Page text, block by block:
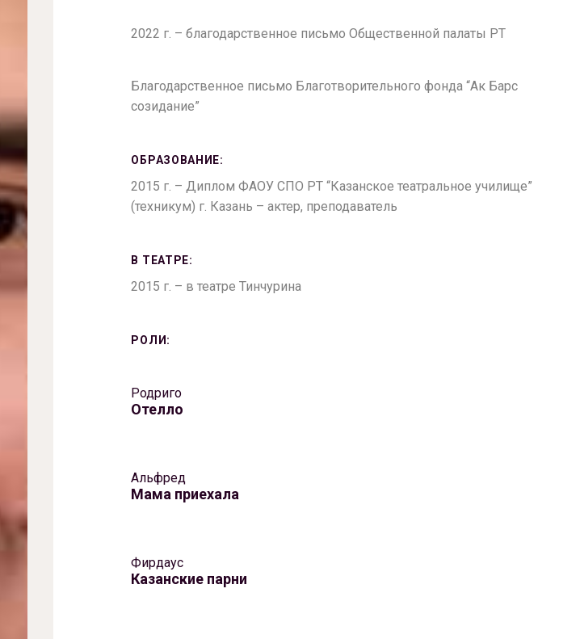
2022 г. – благодарственное письмо Общественной палаты РТ
Благодарственное письмо Благотворительного фонда “Ак Барс
созидание”
ОБРАЗОВАНИЕ:
2015 г. – Диплом ФАОУ СПО РТ “Казанское театральное училище”
(техникум) г. Казань – актер, преподаватель
В ТЕАТРЕ:
2015 г. – в театре Тинчурина
РОЛИ:
Родриго
Отелло
Альфред
Мама приехала
Фирдаус
Казанские парни